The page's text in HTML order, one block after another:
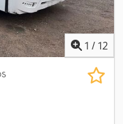
1 / 12